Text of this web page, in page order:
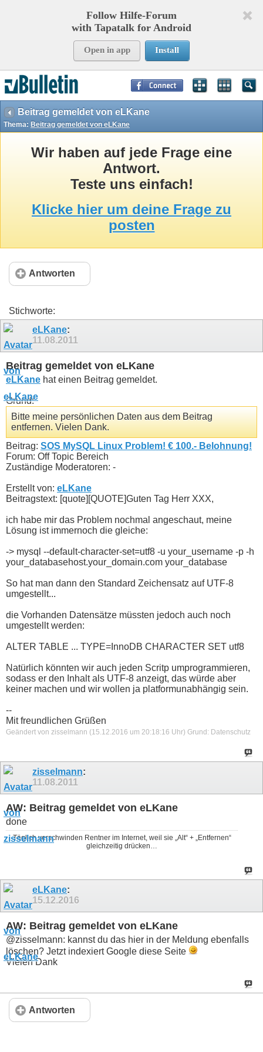
Follow Hilfe-Forum
with Tapatalk for Android
Open in app Install
Beitrag gemeldet von eLKane
Thema: Beitrag gemeldet von eLKane
Wir haben auf jede Frage eine
Antwort.
Teste uns einfach!
Klicke hier um deine Frage zu
posten
Antworten
Stichworte:
eLKane:
11.08.2011
Beitrag gemeldet von eLKane
eLKane hat einen Beitrag gemeldet.
Grund:
Bitte meine persönlichen Daten aus dem Beitrag
entfernen. Vielen Dank.
Beitrag: SOS MySQL Linux Problem! € 100.- Belohnung!
Forum: Off Topic Bereich
Zuständige Moderatoren: -
Erstellt von: eLKane
Beitragstext: [quote][QUOTE]Guten Tag Herr XXX,
ich habe mir das Problem nochmal angeschaut, meine
Lösung ist immernoch die gleiche:
-> mysql --default-character-set=utf8 -u your_username -p -h
your_databasehost.your_domain.com your_database
So hat man dann den Standard Zeichensatz auf UTF-8
umgestellt...
die Vorhanden Datensätze müssten jedoch auch noch
umgestellt werden:
ALTER TABLE ... TYPE=InnoDB CHARACTER SET utf8
Natürlich könnten wir auch jeden Scritp umprogrammieren,
sodass er den Inhalt als UTF-8 anzeigt, das würde aber
keiner machen und wir wollen ja platformunabhängig sein.
--
Mit freundlichen Grüßen
Geändert von zisselmann (15.12.2016 um 20:18:16 Uhr) Grund: Datenschutz
zisselmann:
11.08.2011
AW: Beitrag gemeldet von eLKane
done
Täglich verschwinden Rentner im Internet, weil sie „Alt“ + „Entfernen“
gleichzeitig drücken…
eLKane:
15.12.2016
AW: Beitrag gemeldet von eLKane
@zisselmann: kannst du das hier in der Meldung ebenfalls
löschen? Jetzt indexiert Google diese Seite
Vielen Dank
Antworten
Page Time:0,36104
Templates:37